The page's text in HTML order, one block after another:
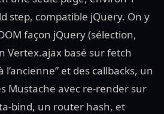
step, compatible jQuery. On y
façon jQuery (sélection,
Vertex.ajax basé sur fetch
l’ancienne” et des callbacks, un
Mustache avec re-render sur
bind, un router hash, et